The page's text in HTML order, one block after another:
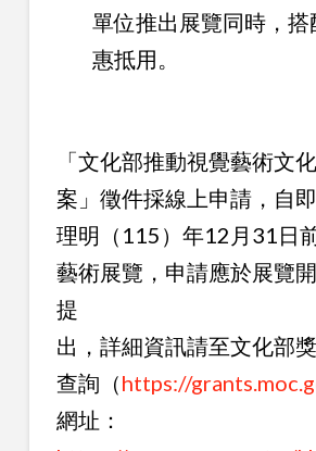
單位推出展覽同時，搭
惠抵用。
「文化部推動視覺藝術文
案」徵件採線上申請，自
理明（115）年12月31日
藝術展覽，申請應於展覽
提
出，詳細資訊請至文化部
查詢（https://
網址：